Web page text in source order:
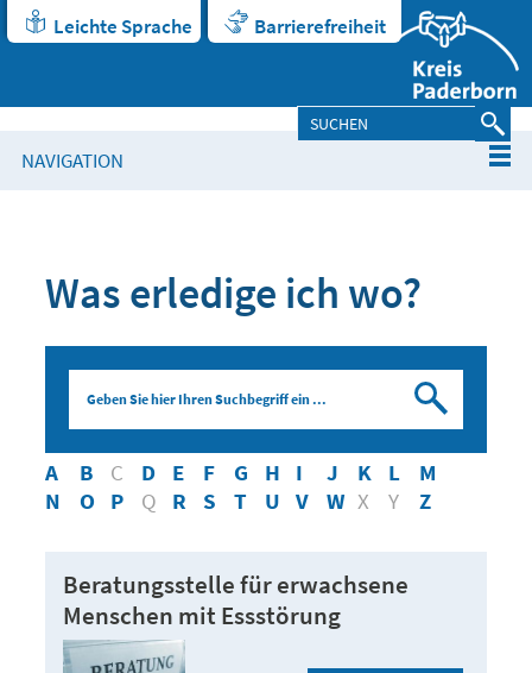
Leichte Sprache Barrierefreiheit
NAVIGATION
Was erledige ich wo?
A B C D E F G H I J K L
M
N
O P Q R S T U V W X Y Z
Beratungsstelle für erwachsene
Menschen mit Essstörung